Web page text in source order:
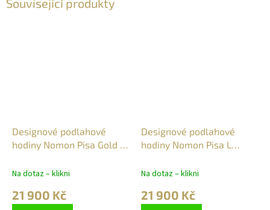
Designové podlahové
hodiny Nomon Pisa Gold N
Na dotaz – klikni
21 900 Kč
Designové podlahové
hodiny Nomon Pisa L
Na dotaz – klikni
21 900 Kč